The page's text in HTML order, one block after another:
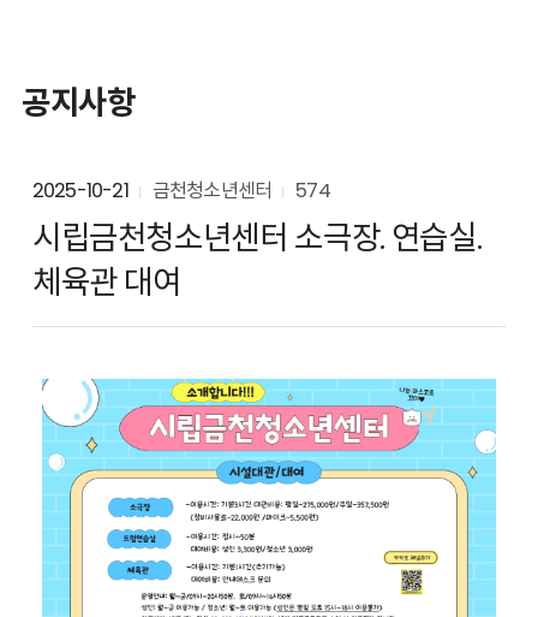
공지사항
2025-10-21 금천청소년센터 574
시립금천청소년센터 소극장. 연습실.
체육관 대여